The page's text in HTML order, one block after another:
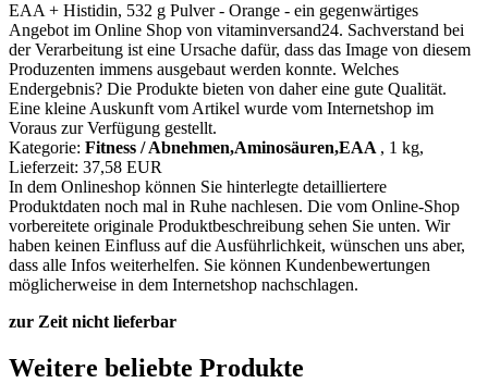
EAA + Histidin, 532 g Pulver - Orange - ein gegenwärtiges
Angebot im Online Shop von vitaminversand24. Sachverstand bei
der Verarbeitung ist eine Ursache dafür, dass das Image von diesem
Produzenten immens ausgebaut werden konnte. Welches
Endergebnis? Die Produkte bieten von daher eine gute Qualität.
Eine kleine Auskunft vom Artikel wurde vom Internetshop im
Voraus zur Verfügung gestellt.
Kategorie: Fitness / Abnehmen,Aminosäuren,EAA , 1 kg,
Lieferzeit: 37,58 EUR
In dem Onlineshop können Sie hinterlegte detailliertere
Produktdaten noch mal in Ruhe nachlesen. Die vom Online-Shop
vorbereitete originale Produktbeschreibung sehen Sie unten. Wir
haben keinen Einfluss auf die Ausführlichkeit, wünschen uns aber,
dass alle Infos weiterhelfen. Sie können Kundenbewertungen
möglicherweise in dem Internetshop nachschlagen.
zur Zeit nicht lieferbar
Weitere beliebte Produkte